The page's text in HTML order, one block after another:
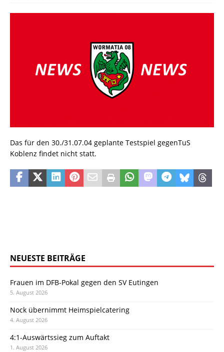
Das für den 30./31.07.04 geplante Testspiel gegenTuS
Koblenz findet nicht statt.
NEUESTE BEITRÄGE
Frauen im DFB-Pokal gegen den SV Eutingen
5. August 2026
Nock übernimmt Heimspielcatering
4. August 2026
4:1-Auswärtssieg zum Auftakt
1. August 2026